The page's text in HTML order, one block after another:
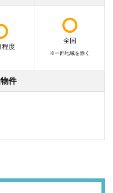
程度
全国
※一部地域を除く
件